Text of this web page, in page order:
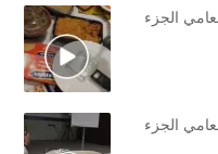
الجزء
الجزء